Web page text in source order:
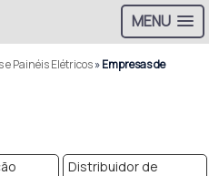
MENU
Painéis Elétricos»Empresas de
Distribuidor de